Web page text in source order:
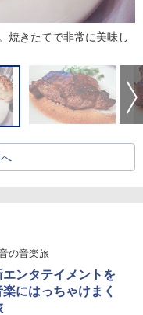
焼きたてで非常に美味し
の音楽旅
ンタテイメントを
にはっちゃけまく